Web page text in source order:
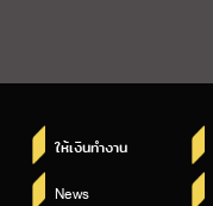
ให้เงินทำงาน
News